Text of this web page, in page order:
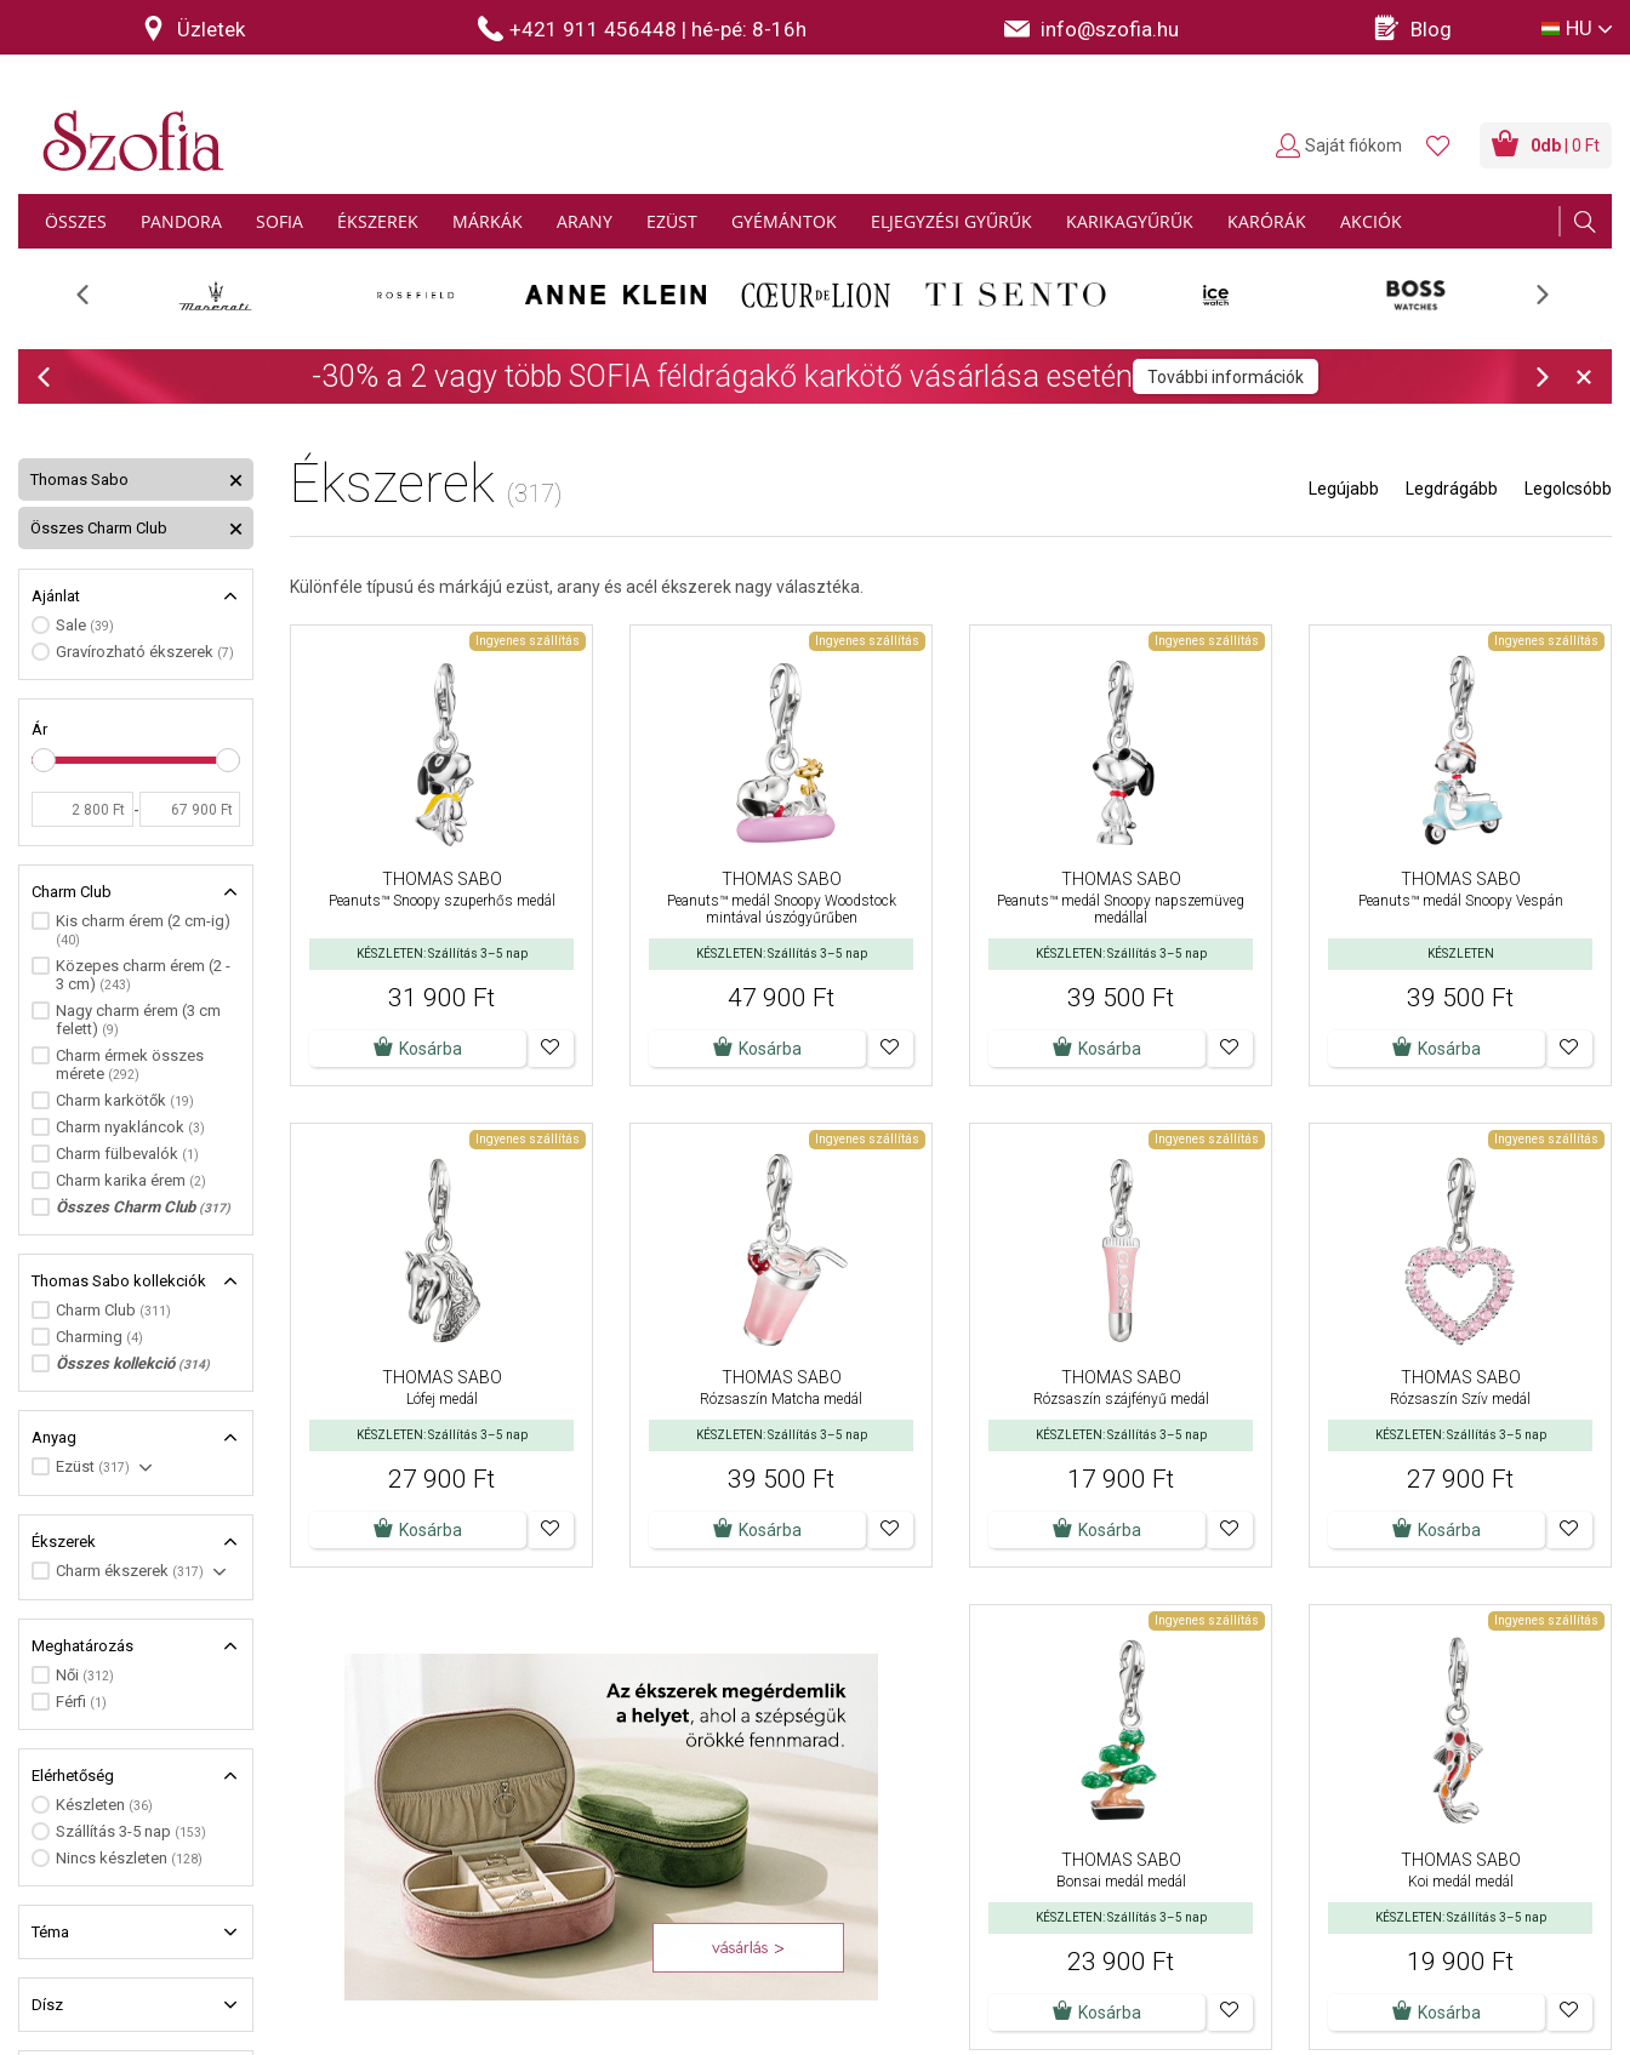
Üzletek +421 911 456448 | hé-pé: 8-16h info@szofia.hu Blog HU
ÖSSZES PANDORA SOFIA ÉKSZEREK MÁRKÁK ARANY EZÜST GYÉMÁNTOK ELJEGYZÉSI GYŰRŰK KARIKAGYŰRŰK KARÓRÁK AKCIÓK
0db | 0 Ft
Saját fiókom
THOMAS SABO: Gyűjtsön és spóroljon További információk
Thomas Sabo
Összes Charm Club
Ajánlat
Sale (39)
Gravírozható ékszerek (7)
Ár
-
Charm Club
Kis charm érem (2 cm-ig)
(40)
Közepes charm érem (2 -
3 cm) (243)
Nagy charm érem (3 cm
felett) (9)
Charm érmek összes
mérete (292)
Charm karkötők (19)
Charm nyakláncok (3)
Charm fülbevalók (1)
Charm karika érem (2)
Összes Charm Club(317)
Thomas Sabo kollekciók
Charm Club (311)
Charming (4)
Összes kollekció(314)
Anyag
Ezüst (317)
Ékszerek
Charm ékszerek (317)
Meghatározás
Női (312)
Férfi (1)
Elérhetőség
Készleten (36)
Szállítás 3-5 nap (153)
Nincs készleten (128)
Téma
Dísz
Ékszerek (317) Legújabb Legdrágább Legolcsóbb
Különféle típusú és márkájú ezüst, arany és acél ékszerek nagy választéka.
Ingyenes szállítás
THOMAS SABO
Peanuts™ Snoopy szuperhős medál
KÉSZLETEN: Szállítás 3–5 nap
31 900 Ft
Kosárba
Ingyenes szállítás
THOMAS SABO
Peanuts™ medál Snoopy Woodstock
mintával úszógyűrűben
KÉSZLETEN: Szállítás 3–5 nap
47 900 Ft
Kosárba
Ingyenes szállítás
THOMAS SABO
Peanuts™ medál Snoopy napszemüveg
medállal
KÉSZLETEN: Szállítás 3–5 nap
39 500 Ft
Kosárba
Ingyenes szállítás
THOMAS SABO
Peanuts™ medál Snoopy Vespán
KÉSZLETEN
39 500 Ft
Kosárba
Ingyenes szállítás
THOMAS SABO
Lófej medál
KÉSZLETEN: Szállítás 3–5 nap
27 900 Ft
Kosárba
Ingyenes szállítás
THOMAS SABO
Rózsaszín Matcha medál
KÉSZLETEN: Szállítás 3–5 nap
39 500 Ft
Kosárba
Ingyenes szállítás
THOMAS SABO
Rózsaszín szájfényű medál
KÉSZLETEN: Szállítás 3–5 nap
17 900 Ft
Kosárba
Ingyenes szállítás
THOMAS SABO
Rózsaszín Szív medál
KÉSZLETEN: Szállítás 3–5 nap
27 900 Ft
Kosárba
Ingyenes szállítás
THOMAS SABO
Bonsai medál medál
KÉSZLETEN: Szállítás 3–5 nap
23 900 Ft
Kosárba
Ingyenes szállítás
THOMAS SABO
Koi medál medál
KÉSZLETEN: Szállítás 3–5 nap
19 900 Ft
Kosárba